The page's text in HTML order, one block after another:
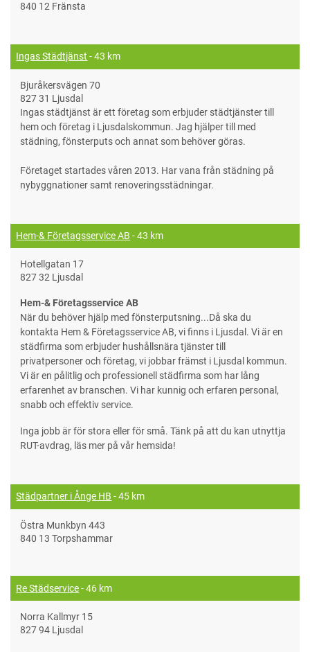
840 12 Fränsta
Ingas Städtjänst - 43 km
Bjuråkersvägen 70
827 31 Ljusdal
Ingas städtjänst är ett företag som erbjuder städtjänster till
hem och företag i Ljusdalskommun. Jag hjälper till med
städning, fönsterputs och annat som behöver göras.
Företaget startades våren 2013. Har vana från städning på
nybyggnationer samt renoveringsstädningar.
Hem-& Företagsservice AB - 43 km
Hotellgatan 17
827 32 Ljusdal
Hem-& Företagsservice AB
När du behöver hjälp med fönsterputsning...Då ska du
kontakta Hem & Företagsservice AB, vi finns i Ljusdal. Vi är en
städfirma som erbjuder hushållsnära tjänster till
privatpersoner och företag, vi jobbar främst i Ljusdal kommun.
Vi är en pålitlig och professionell städfirma som har lång
erfarenhet av branschen. Vi har kunnig och erfaren personal,
snabb och effektiv service.
Inga jobb är för stora eller för små. Tänk på att du kan utnyttja
RUT-avdrag, läs mer på vår hemsida!
Städpartner i Ånge HB - 45 km
Östra Munkbyn 443
840 13 Torpshammar
Re Städservice- 46 km
Norra Kallmyr 15
827 94 Ljusdal